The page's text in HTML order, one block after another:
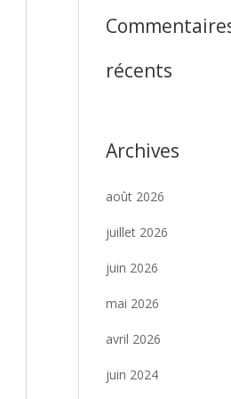
récents
Archives
août 2026
juillet 2026
juin 2026
mai 2026
avril 2026
juin 2024